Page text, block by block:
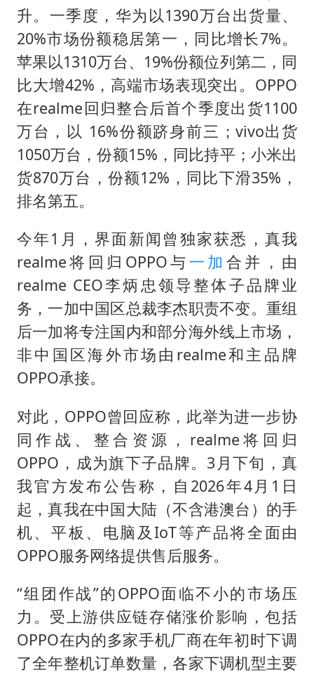
升。一季度，华为以1390万台出货量、
20%市场份额稳居第一，同比增长7%。
苹果以1310万台、19%份额位列第二，同
比大增42%，高端市场表现突出。OPPO
在realme回归整合后首个季度出货1100
万台，以 16%份额跻身前三；vivo出货
1050万台，份额15%，同比持平；小米出
货870万台，份额12%，同比下滑35%，
排名第五。
今年1月，界面新闻曾独家获悉，真我
realme将回归OPPO与 一加 合并，由
realme CEO李炳忠领导整体子品牌业
务，一加中国区总裁李杰职责不变。重组
后一加将专注国内和部分海外线上市场，
非中国区海外市场由realme和主品牌
OPPO承接。
对此，OPPO曾回应称，此举为进一步协
同作战、整合资源，realme将回归
OPPO，成为旗下子品牌。3月下旬，真
我官方发布公告称，自2026年4月1日
起，真我在中国大陆（不含港澳台）的手
机、平板、电脑及IoT等产品将全面由
OPPO服务网络提供售后服务。
“组团作战”的OPPO面临不小的市场压
力。受上游供应链存储涨价影响，包括
OPPO在内的多家手机厂商在年初时下调
了全年整机订单数量，各家下调机型主要